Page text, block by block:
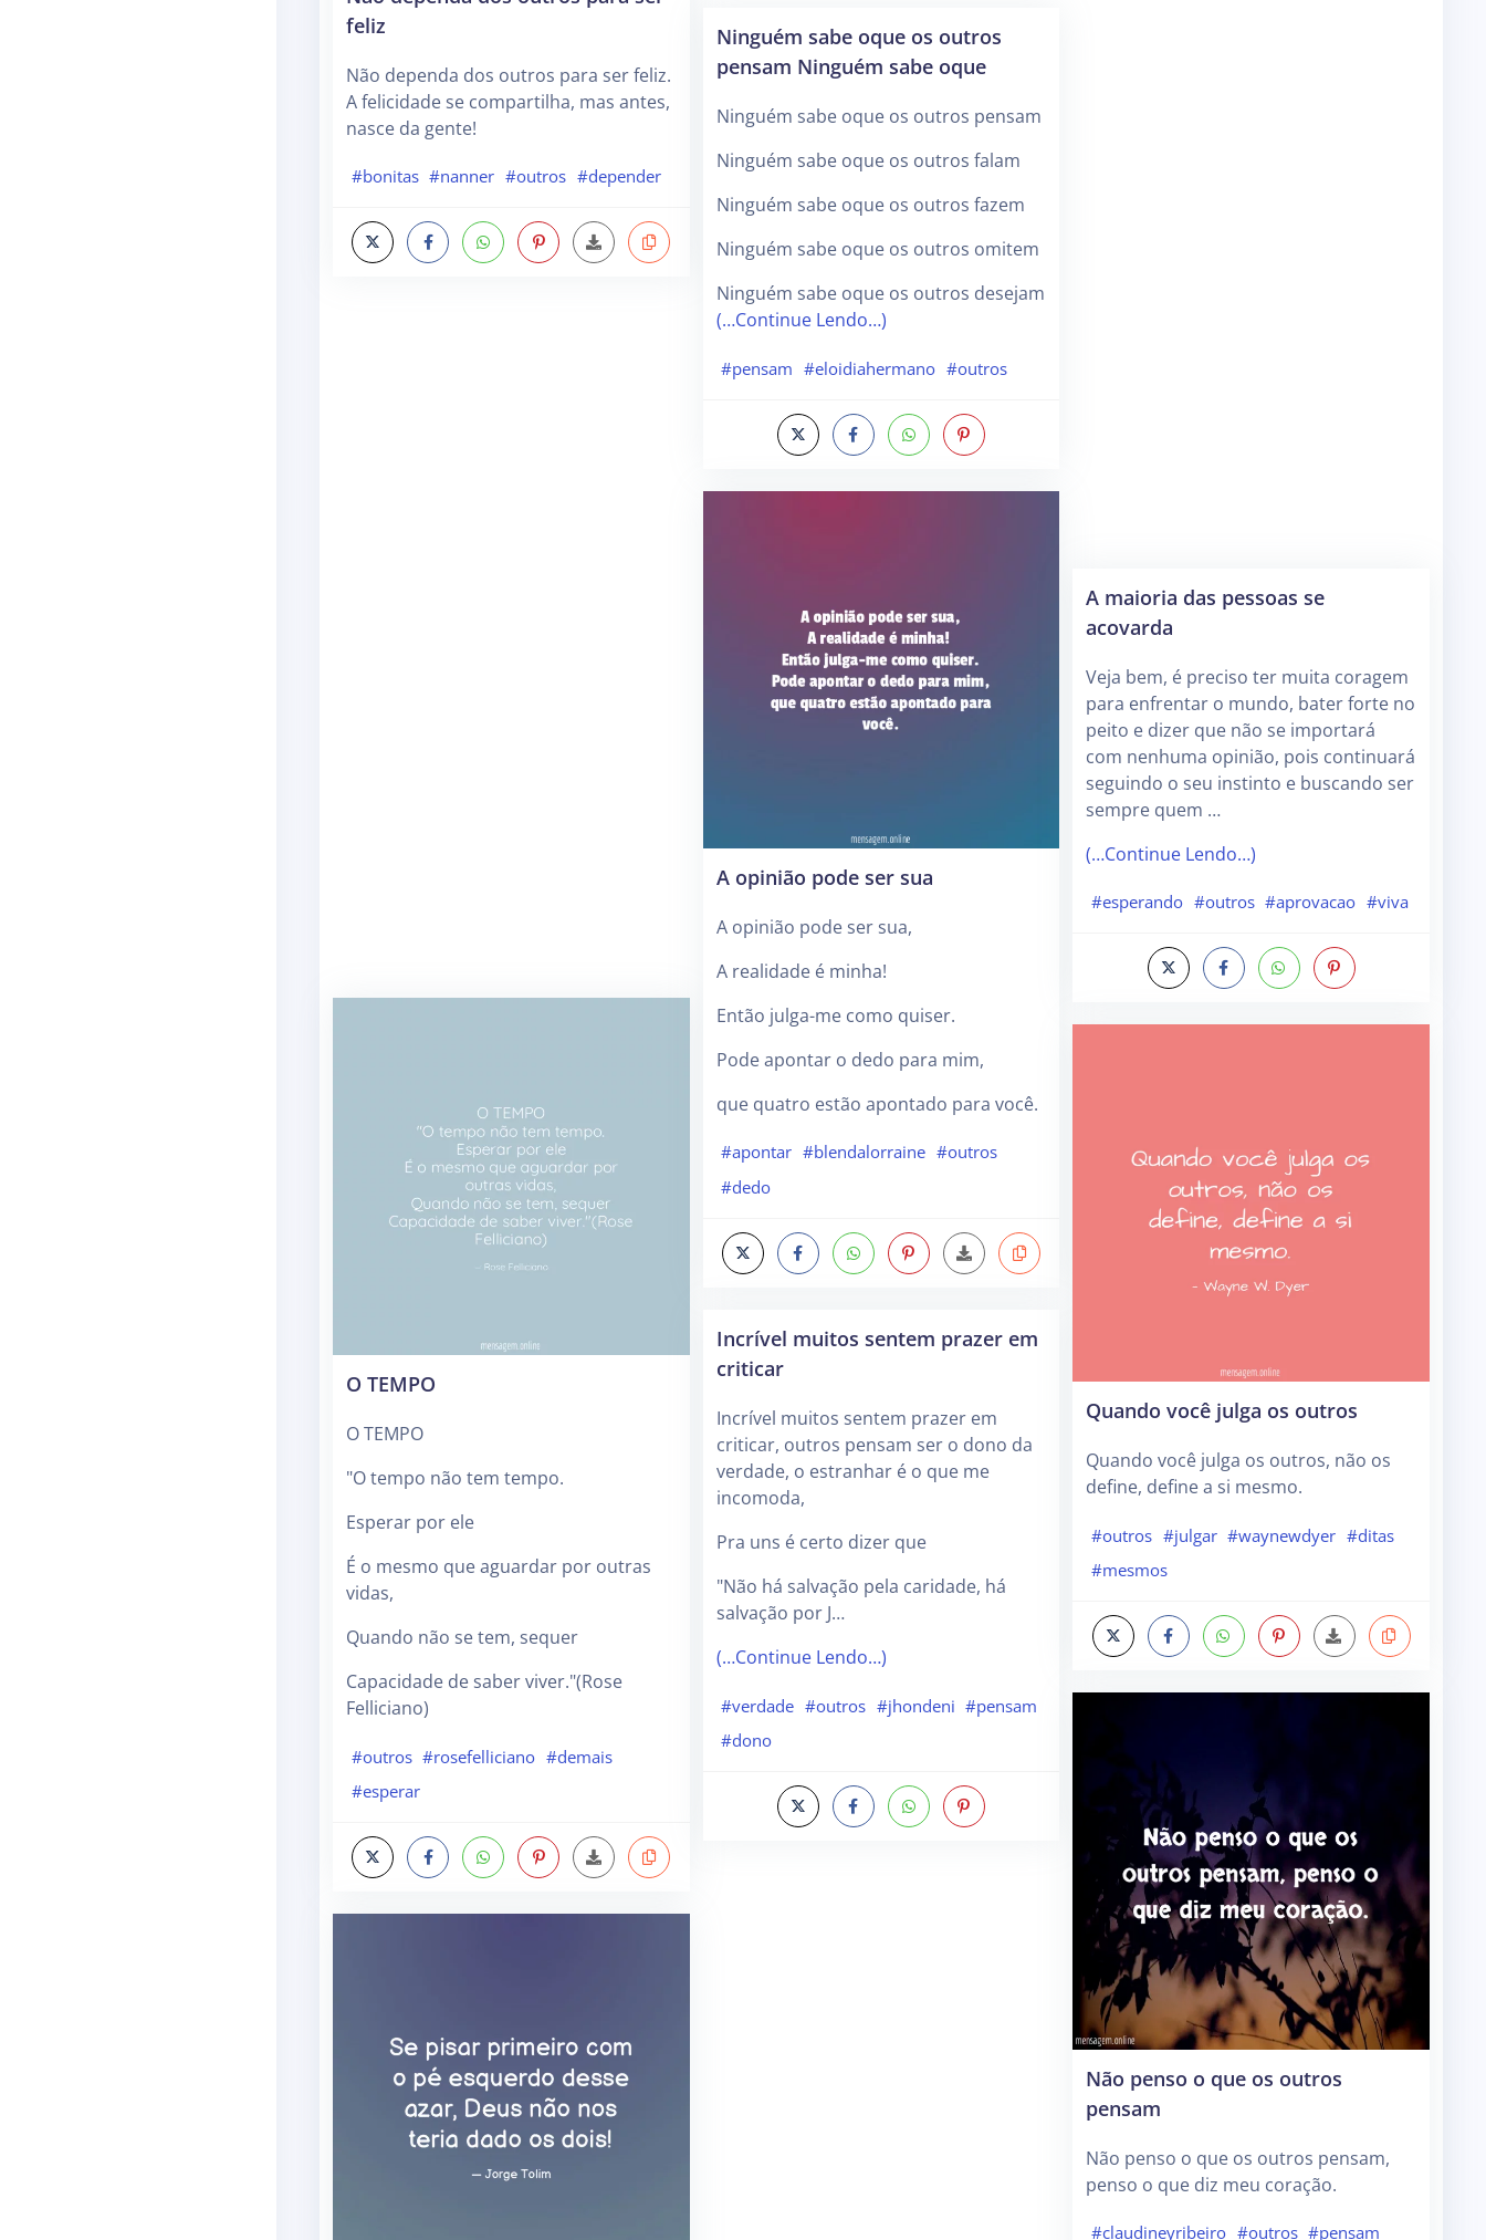
feliz
Não dependa dos outros para ser feliz.
A felicidade se compartilha, mas antes,
nasce da gente!
#bonitas #nanner #outros #depender
O TEMPO
O TEMPO
"O tempo não tem tempo.
Esperar por ele
É o mesmo que aguardar por outras
vidas,
Quando não se tem, sequer
Capacidade de saber viver."(Rose
Felliciano)
#outros #rosefelliciano #demais
#esperar
Ninguém sabe oque os outros
pensam Ninguém sabe oque
Ninguém sabe oque os outros pensam
Ninguém sabe oque os outros falam
Ninguém sabe oque os outros fazem
Ninguém sabe oque os outros omitem
Ninguém sabe oque os outros desejam
(…Continue Lendo…)
#pensam #eloidiahermano #outros
A opinião pode ser sua
A opinião pode ser sua,
A realidade é minha!
Então julga-me como quiser.
Pode apontar o dedo para mim,
que quatro estão apontado para você.
#apontar #blendalorraine #outros
#dedo
Incrível muitos sentem prazer em
criticar
Incrível muitos sentem prazer em
criticar, outros pensam ser o dono da
verdade, o estranhar é o que me
incomoda,
Pra uns é certo dizer que
"Não há salvação pela caridade, há
salvação por J…
(…Continue Lendo…)
#verdade #outros #jhondeni #pensam
#dono
A maioria das pessoas se
acovarda
Veja bem, é preciso ter muita coragem
para enfrentar o mundo, bater forte no
peito e dizer que não se importará
com nenhuma opinião, pois continuará
seguindo o seu instinto e buscando ser
sempre quem …
(…Continue Lendo…)
#esperando #outros #aprovacao #viva
Quando você julga os outros
Quando você julga os outros, não os
define, define a si mesmo.
#outros #julgar #waynewdyer #ditas
#mesmos
Não penso o que os outros
pensam
Não penso o que os outros pensam,
penso o que diz meu coração.
#claudineyribeiro #outros #pensam